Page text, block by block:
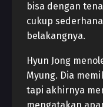
bisa dengan
cukup
belakangnya.
Hyun Jong
Myung. Dia
tapi akhirnya